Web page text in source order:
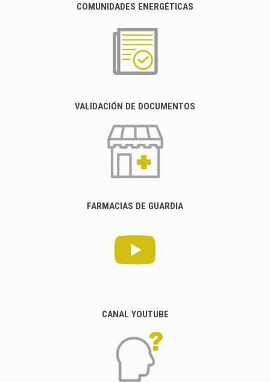
COMUNIDADES ENERGÉTICAS
VALIDACIÓN DE DOCUMENTOS
FARMACIAS DE GUARDIA
CANAL YOUTUBE